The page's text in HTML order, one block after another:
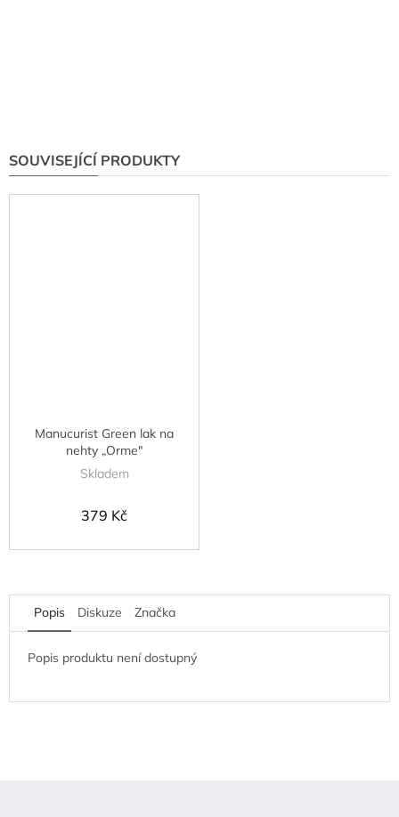
SOUVISEJÍCÍ PRODUKTY
Manucurist Green lak na
nehty „Orme"
Skladem
379 Kč
Popis Diskuze Značka
Popis produktu není dostupný